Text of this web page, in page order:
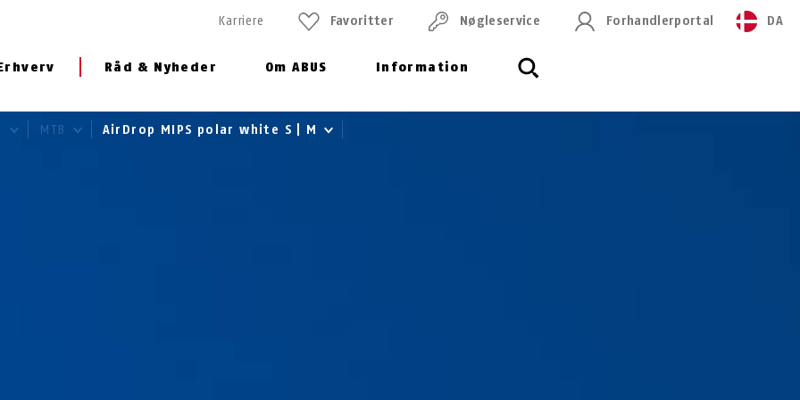
Råd & Nyheder Om ABUS Information
Karriere Favoritter Nøgleservice Forhandlerportal DA
MTB AirDrop MIPS polar white S | M